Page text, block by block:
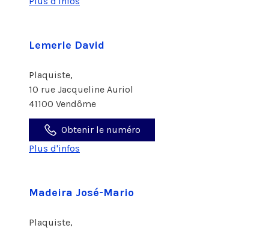
Lemerle David
Plaquiste,
10 rue Jacqueline Auriol
41100 Vendôme
Obtenir le numéro
Plus d'infos
Madeira José-Mario
Plaquiste,